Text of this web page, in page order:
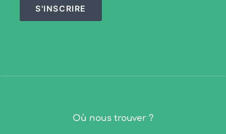
S'INSCRIRE
Où nous trouver ?